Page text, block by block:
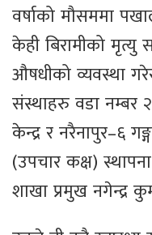
वर्षाको मौसममा
केही बिरामीको
औषधीको व्यवस्था
संस्थाहरु वडा नम्बर
केन्द्र र नरैनापुर–६
(उपचार कक्ष)
शाखा प्रमुख नगेन्द्र